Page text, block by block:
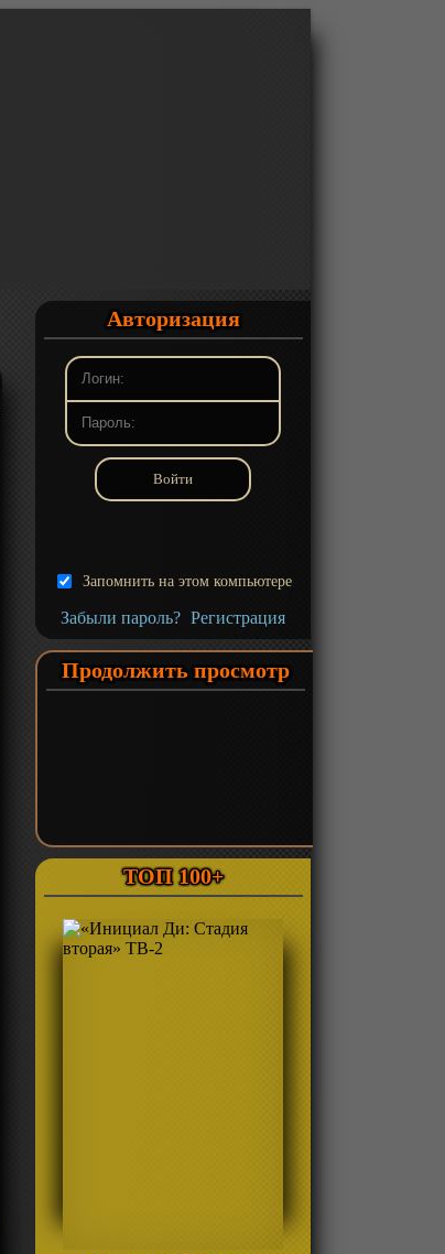
Авторизация
Запомнить на этом компьютере
Забыли пароль? Регистрация
Продолжить просмотр
ТОП 100+